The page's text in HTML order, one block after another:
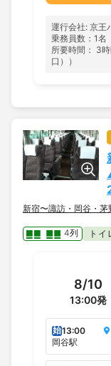
運行会社: 京王
乗務員数：1名
所要時間： 3
口））
新宿〜諏訪・岡谷・茅
4列 トイ
8/10
13:00発
始13:00
岡谷駅